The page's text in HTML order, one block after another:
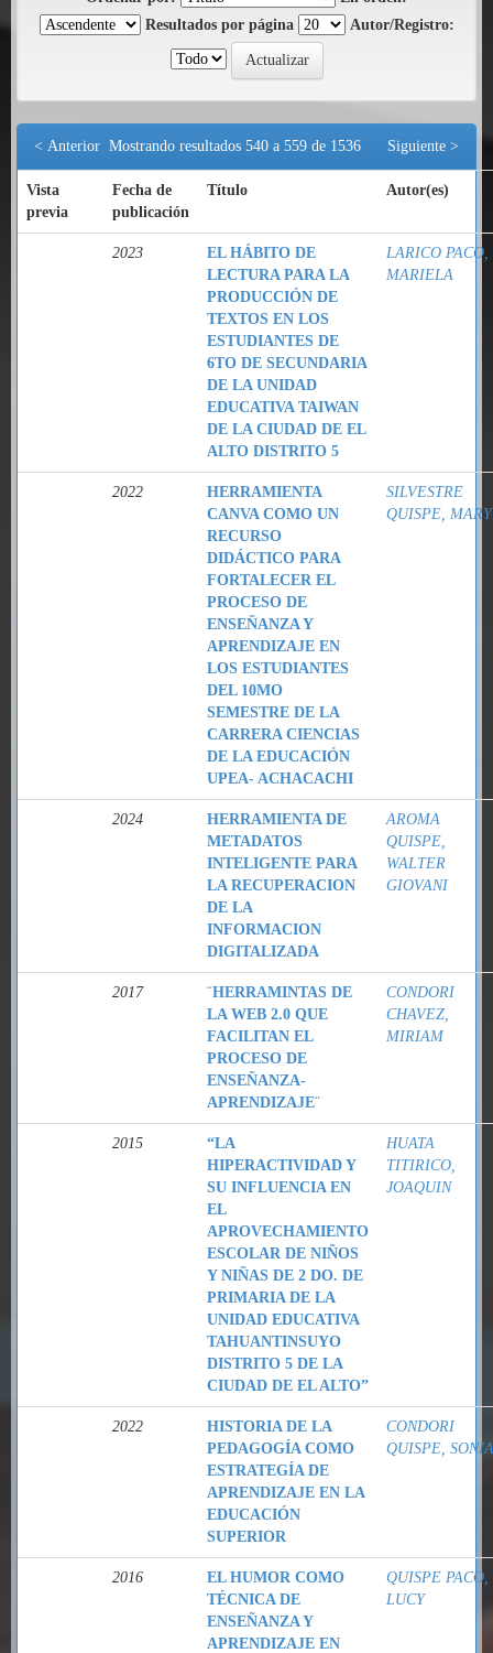
Resultados por página
Autor/Registro:
Mostrando resultados 540 a 559 de 1536
< Anterior Siguiente >
Vista
previa
Fecha de
publicación
Título Autor(es)
2023
EL HÁBITO DE
LECTURA PARA LA
PRODUCCIÓN DE
TEXTOS EN LOS
ESTUDIANTES DE
6TO DE SECUNDARIA
DE LA UNIDAD
EDUCATIVA TAIWAN
DE LA CIUDAD DE EL
ALTO DISTRITO 5
LARICO PACO,
MARIELA
2022
HERRAMIENTA
CANVA COMO UN
RECURSO
DIDÁCTICO PARA
FORTALECER EL
PROCESO DE
ENSEÑANZA Y
APRENDIZAJE EN
LOS ESTUDIANTES
DEL 10MO
SEMESTRE DE LA
CARRERA CIENCIAS
DE LA EDUCACIÓN
UPEA- ACHACACHI
SILVESTRE
QUISPE, MARY
2024
HERRAMIENTA DE
METADATOS
INTELIGENTE PARA
LA RECUPERACION
DE LA
INFORMACION
DIGITALIZADA
AROMA
QUISPE,
WALTER
GIOVANI
2017
¨HERRAMINTAS DE
LA WEB 2.0 QUE
FACILITAN EL
PROCESO DE
ENSEÑANZA-
APRENDIZAJE¨
CONDORI
CHAVEZ,
MIRIAM
2015
“LA
HIPERACTIVIDAD Y
SU INFLUENCIA EN
EL
APROVECHAMIENTO
ESCOLAR DE NIÑOS
Y NIÑAS DE 2 DO. DE
PRIMARIA DE LA
UNIDAD EDUCATIVA
TAHUANTINSUYO
DISTRITO 5 DE LA
CIUDAD DE EL ALTO”
HUATA
TITIRICO,
JOAQUIN
2022
HISTORIA DE LA
PEDAGOGÍA COMO
ESTRATEGÍA DE
APRENDIZAJE EN LA
EDUCACIÓN
SUPERIOR
CONDORI
QUISPE, SONIA
2016
EL HUMOR COMO
TÉCNICA DE
ENSEÑANZA Y
APRENDIZAJE EN
QUISPE PACO,
LUCY